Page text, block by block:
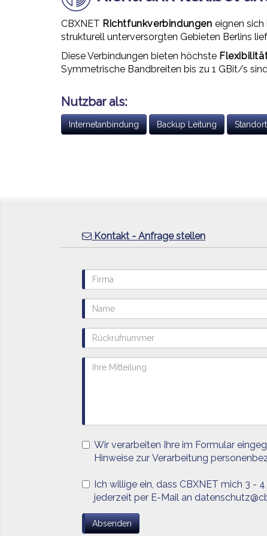
CBXNET Richtfunkverbindungen eignen
strukturell unterversorgten Gebieten Berlins
Diese Verbindungen bieten höchste
Symmetrische Bandbreiten bis zu 1 GBit/s
Nutzbar als:
Internetanbindung Backup Leitung
Kontakt - Anfrage stellen
Wir verarbeiten Ihre im Formular
Hinweise zur Verarbeitung
Ich willige ein, dass CBXNET mich 3 -
jederzeit per E-Mail an